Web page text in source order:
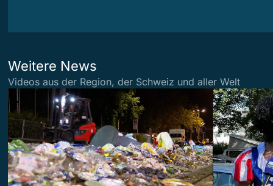
Weitere News
Videos aus der Region, der Schweiz und aller Welt